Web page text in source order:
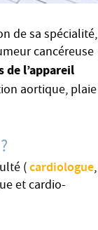
de sa spécialité,
cancéreuse
de l’appareil
aortique, plaie
(cardiologue,
et cardio-